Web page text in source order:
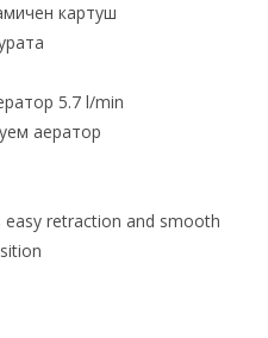
картуш
5.7 l/min
аератор
easy retraction and smooth